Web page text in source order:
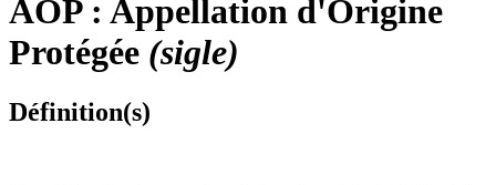
AOP : Appellation d'Origine
Protégée (sigle)
Définition(s)